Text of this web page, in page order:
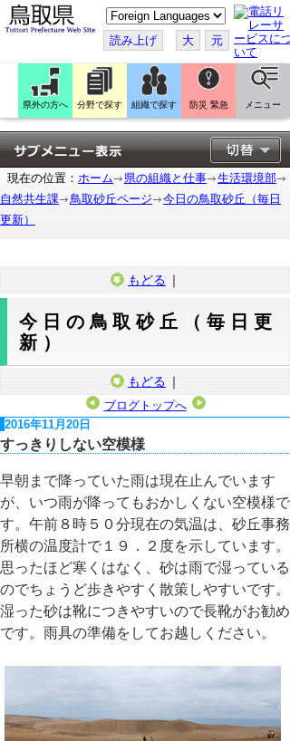
こ
の
ペ
ー
ジ
翻
訳
す
る
読み上げ 大 元
県外の方へ 分野で探す 組織で探す 防災 緊急 メニュー
現在の位置： ホーム 県の組織と仕事
生活環境部
自然共生課
鳥取砂丘ページ
今日の鳥取砂丘（毎日
更新）
もどる ｜
今日の鳥取砂丘（毎日更
新）
もどる ｜
ブログトップへ
2016年11月20日
すっきりしない空模様
早朝まで降っていた雨は現在止んでいます
が、いつ雨が降ってもおかしくない空模様で
す。午前８時５０分現在の気温は、砂丘事務
所横の温度計で１９．２度を示しています。
思ったほど寒くはなく、砂は雨で湿っている
のでちょうど歩きやすく散策しやすいです。
湿った砂は靴につきやすいので長靴がお勧め
です。雨具の準備をしてお越しください。